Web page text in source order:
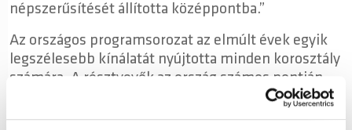
népszerűsítését állította középpontba.”
Az országos programsorozat az elmúlt évek egyik
legszélesebb kínálatát nyújtotta minden korosztály
számára. A résztvevők az ország számos pontján
próbálhattak ki kötetlenebb, élményalapú
mozgásformákat is, de a klasszikus sportágak, mint